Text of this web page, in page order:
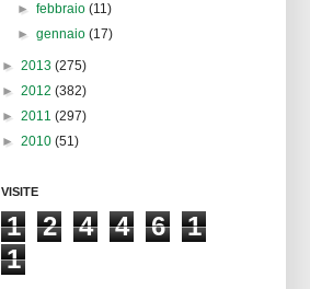
►febbraio(11)
►gennaio(17)
► 2013 (275)
► 2012 (382)
► 2011 (297)
► 2010 (51)
VISITE
1 2 4 4 6
1
1